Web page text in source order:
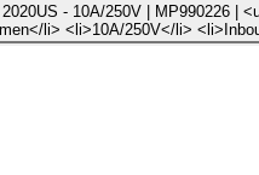
- 10A/250V | MP990226 |
li> <li>10A/250V</li>